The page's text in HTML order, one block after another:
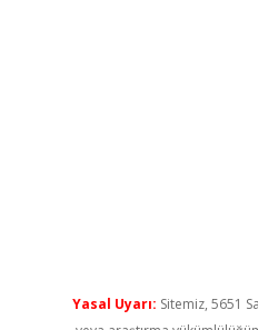
Yasal Uyarı: Sitemiz, 5651